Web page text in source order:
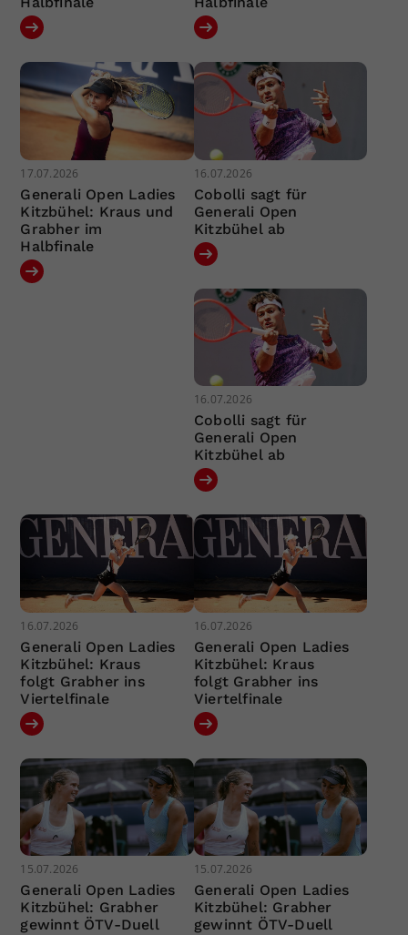
17.07.2026
Generali Open Ladies
Kitzbühel: Kraus und
Grabher im
Halbfinale
16.07.2026
Cobolli sagt für
Generali Open
Kitzbühel ab
16.07.2026
Cobolli sagt für
Generali Open
Kitzbühel ab
16.07.2026
Generali Open Ladies
Kitzbühel: Kraus
folgt Grabher ins
Viertelfinale
16.07.2026
Generali Open Ladies
Kitzbühel: Kraus
folgt Grabher ins
Viertelfinale
15.07.2026
Generali Open Ladies
Kitzbühel: Grabher
gewinnt ÖTV-Duell
15.07.2026
Generali Open Ladies
Kitzbühel: Grabher
gewinnt ÖTV-Duell